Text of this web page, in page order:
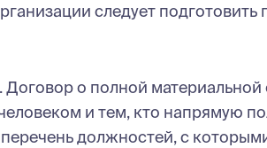
следует подготовить
о полной материальной
и тем, кто напрямую
должностей, с